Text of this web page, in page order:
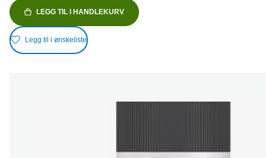
LEGG TIL I HANDLEKURV
Legg til i ønskeliste